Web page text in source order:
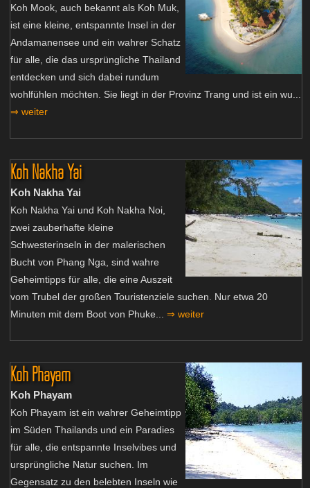
Koh Mook, auch bekannt als Koh Muk,
ist eine kleine, entspannte Insel in der
Andamanensee und ein wahrer Schatz
für alle, die das ursprüngliche Thailand
entdecken und sich dabei rundum
wohlfühlen möchten. Sie liegt in der Provinz Trang und ist ein wu...
⇒ weiter
Koh Nakha Yai
Koh Nakha Yai
Koh Nakha Yai und Koh Nakha Noi,
zwei zauberhafte kleine
Schwesterinseln in der malerischen
Bucht von Phang Nga, sind wahre
Geheimtipps für alle, die eine Auszeit
vom Trubel der großen Touristenziele suchen. Nur etwa 20
Minuten mit dem Boot von Phuke... ⇒ weiter
Koh Phayam
Koh Phayam
Koh Phayam ist ein wahrer Geheimtipp
im Süden Thailands und ein Paradies
für alle, die entspannte Inselvibes und
ursprüngliche Natur suchen. Im
Gegensatz zu den belebten Inseln wie